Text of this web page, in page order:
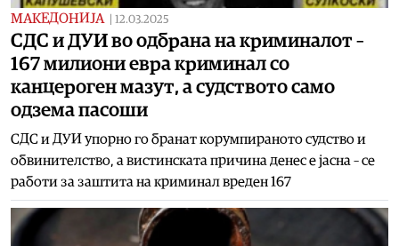
МАКЕДОНИЈА 12.03.2025
СДС и ДУИ во одбрана на криминалот –
167 милиони евра криминал со
канцероген мазут, а судството само
одзема пасоши
СДС и ДУИ упорно го бранат корумпираното судство и
обвинителство, а вистинската причина денес е јасна – се
работи за заштита на криминал вреден 167